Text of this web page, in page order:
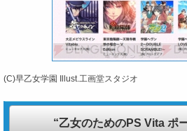
(C)早乙女学園 Illust.工画堂スタジオ
“乙女のためのPS Vita ポ